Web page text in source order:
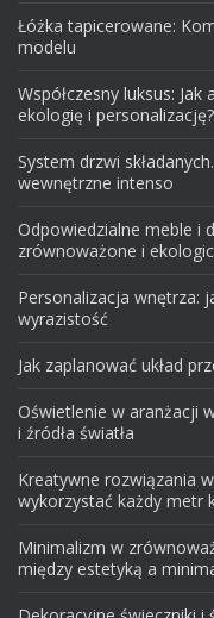
Łóżka tapicerowane:
modelu
Współczesny luksus:
ekologię i personalizację?
System drzwi
wewnętrzne intenso
Odpowiedzialne meble i
zrównoważone i
Personalizacja wnętrza:
wyrazistość
Jak zaplanować układ
Oświetlenie w aranżacji
i źródła światła
Kreatywne rozwiązania
wykorzystać każdy metr
Minimalizm w
między estetyką a